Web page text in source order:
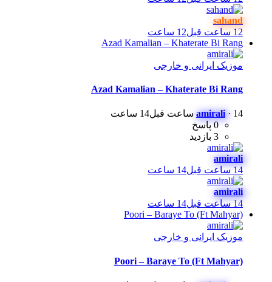
sahand
12 ساعت قبل
12 ساعت
Azad Kamalian – Khaterate Bi Rang
موزیک ایرانی و خارجی
Azad Kamalian – Khaterate Bi Rang
amirali · 14 ساعت قبل
14 ساعت
0 پاسخ
3 بازدید
amirali
14 ساعت قبل
14 ساعت
amirali
14 ساعت قبل
14 ساعت
Poori – Baraye To (Ft Mahyar)
موزیک ایرانی و خارجی
Poori – Baraye To (Ft Mahyar)